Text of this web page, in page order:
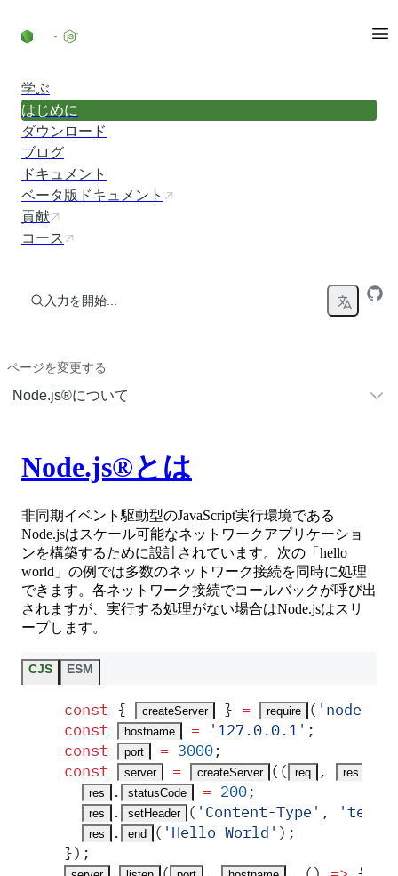
学ぶ
はじめに
ダウンロード
ブログ
ドキュメント
ベータ版ドキュメント
貢献
コース
入力を開始...
ページを変更する
Node.js®について
Node.js®とは
非同期イベント駆動型のJavaScript実行環境である
Node.jsはスケール可能なネットワークアプリケーショ
ンを構築するために設計されています。次の「hello
world」の例では多数のネットワーク接続を同時に処理
できます。各ネットワーク接続でコールバックが呼び出
されますが、実行する処理がない場合はNode.jsはスリ
ープします。
CJS ESM
const { createServer } = require ( '
const
hostname = ' 127.0.0.1' ;
const
port = 3000;
const
server = createServer ( ( req , res
res . statusCode = 200;
res . setHeader ( ' Content-Type ' , 'text/
res . end ( ' Hello World ' ) ;
}) ;